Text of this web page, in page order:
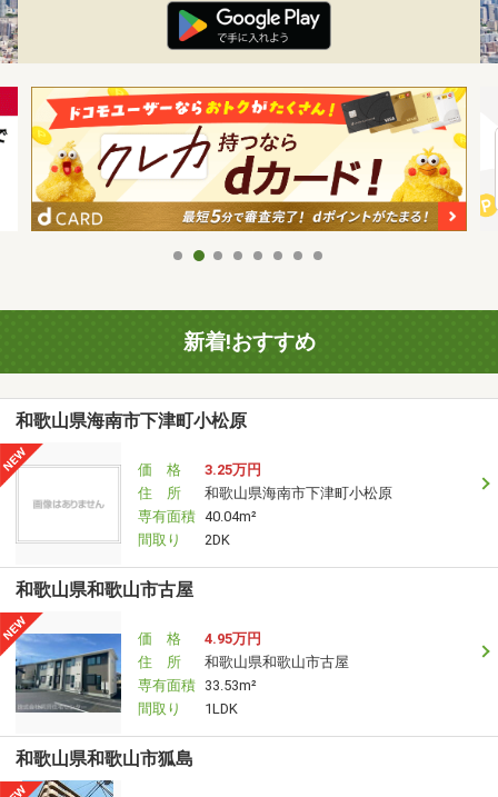
新着!おすすめ
和歌山県海南市下津町小松原
価 格
3.25万円
住 所
和歌山県海南市下津町小松原
専有面積 40.04m²
間取り
2DK
和歌山県和歌山市古屋
価 格
4.95万円
住 所
和歌山県和歌山市古屋
専有面積 33.53m²
間取り
1LDK
和歌山県和歌山市狐島